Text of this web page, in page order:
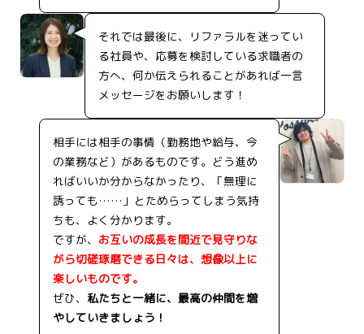
それでは最後に、リファラルを迷ってい
る社員や、応募を検討している求職者の
方へ、何か伝えられることがあれば一言
メッセージをお願いします！
相手には相手の事情（勤務地や給与、今
の業務など）があるものです。どう進め
ればいいか分からなかったり、「無理に
誘っても……」とためらってしまう気持
ちも、よく分かります。
ですが、 お互いの成長を間近で見守りな
がら切磋琢磨できる日々は、想像以上に
楽しいものです。
ぜひ、 私たちと一緒に、最高の仲間を増
やしていきましょう！